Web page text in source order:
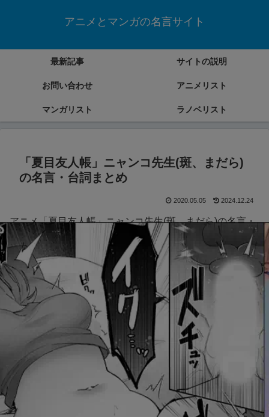
アニメとマンガの名言サイト
最新記事 サイトの説明
お問い合わせ アニメリスト
マンガリスト ラノベリスト
「夏目友人帳」ニャンコ先生(斑、まだら)
の名言・台詞まとめ
2020.05.05 2024.12.24
アニメ「夏目友人帳」ニャンコ先生(斑、まだら)の名言・
台詞をまとめていきます。